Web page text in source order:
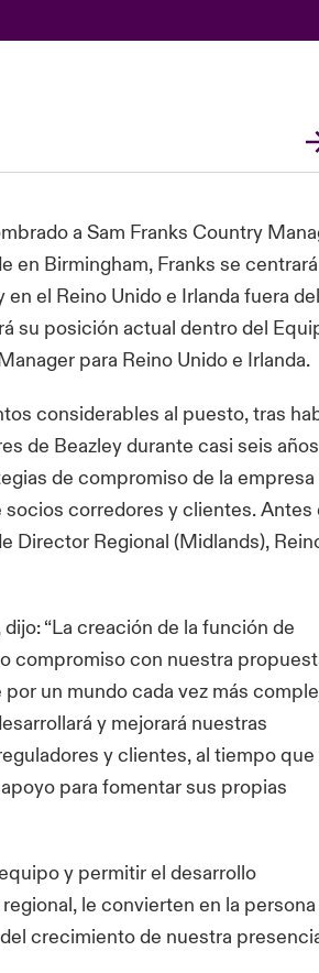
a Sam Franks Country
en Birmingham, Franks se
el Reino Unido e Irlanda fuera del
su posición actual dentro del
para Reino Unido e Irlanda.
considerables al puesto, tras
de Beazley durante casi seis
de compromiso de la empresa
socios corredores y clientes. Antes
Director Regional (Midlands),
“La creación de la función de
compromiso con nuestra
un mundo cada vez más
y mejorará nuestras
y clientes, al tiempo que
para fomentar sus propias
y permitir el desarrollo
le convierten en la persona
crecimiento de nuestra